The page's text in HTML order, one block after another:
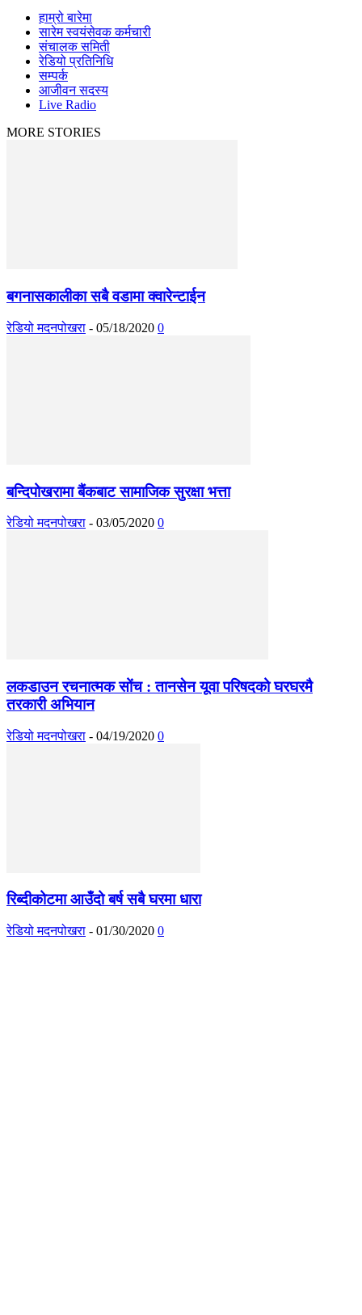
हाम्रो बारेमा
सारेम स्वयंसेवक कर्मचारी
संचालक समिती
रेडियो प्रतिनिधि
सम्पर्क
आजीवन सदस्य
Live Radio
MORE STORIES
बगनासकालीका सबै वडामा क्वारेन्टाईन
रेडियो मदनपोखरा - 05/18/2020 0
बन्दिपोखरामा बैंकबाट सामाजिक सुरक्षा भत्ता
रेडियो मदनपोखरा - 03/05/2020 0
लकडाउन रचनात्मक सोंच : तानसेन यूवा परिषदको घरघरमै
तरकारी अभियान
रेडियो मदनपोखरा - 04/19/2020 0
रिब्दीकोटमा आउँदो बर्ष सबै घरमा धारा
रेडियो मदनपोखरा - 01/30/2020 0